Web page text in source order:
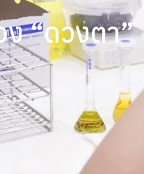
“ดวงตา”